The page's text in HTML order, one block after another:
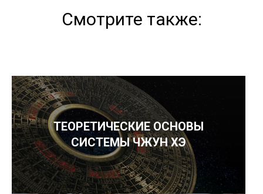
Смотрите также:
ТЕОРЕТИЧЕСКИЕ ОСНОВЫ
СИСТЕМЫ ЧЖУН ХЭ